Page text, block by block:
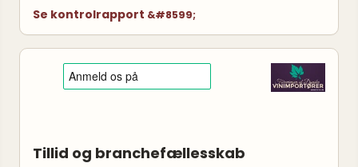
Se kontrolrapport
Tillid og branchefællesskab